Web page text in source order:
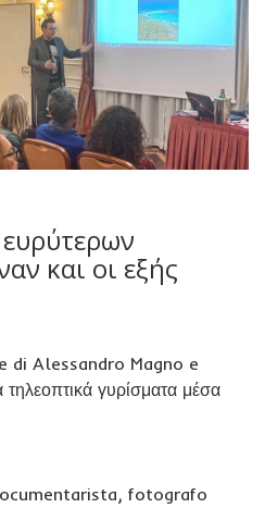
και οι εξής
di Alessandro Magno e
γυρίσματα μέσα
fotografo